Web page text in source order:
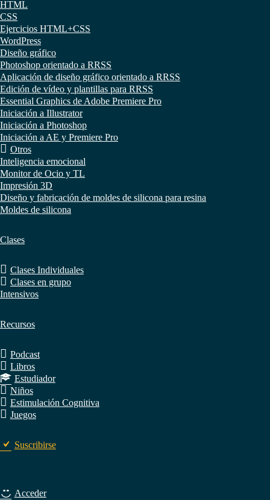
HTML
CSS
Ejercicios HTML+CSS
WordPress
Diseño gráfico
Photoshop orientado a RRSS
Aplicación de diseño gráfico orientado a RRSS
Edición de vídeo y plantillas para RRSS
Essential Graphics de Adobe Premiere Pro
Iniciación a Illustrator
Iniciación a Photoshop
Iniciación a AE y Premiere Pro
Otros
Inteligencia emocional
Monitor de Ocio y TL
Impresión 3D
Diseño y fabricación de moldes de silicona para resina
Moldes de silicona
Clases
Clases Individuales
Clases en grupo
Intensivos
Recursos
Podcast
Libros
Estudiador
Niños
Estimulación Cognitiva
Juegos
Suscribirse
Acceder